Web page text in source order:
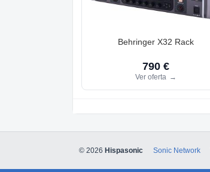
Behringer X32 Rack
790 €
Ver oferta →
© 2026 Hispasonic Sonic Network